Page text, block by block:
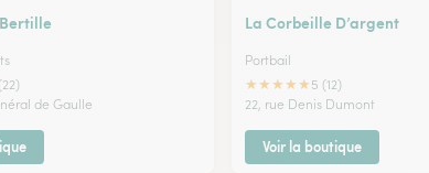
de Gaulle
La Corbeille D’argent
Portbail
★★★★★ 5 (12)
22, rue Denis Dumont
Voir la boutique